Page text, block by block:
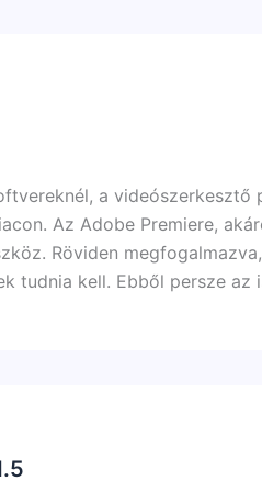
a
Az Adobe Premiere,
Röviden
tudnia kell. Ebből persze az